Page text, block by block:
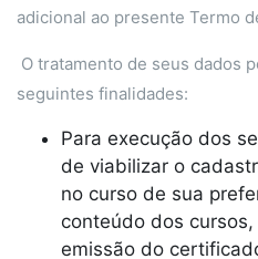
adicional ao presente Termo
O tratamento de seus dados
seguintes finalidades:
Para execução dos
de viabilizar o
no curso de sua
conteúdo dos
emissão do